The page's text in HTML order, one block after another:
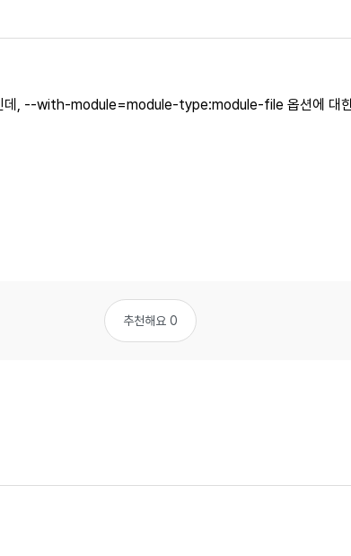
데, --with-module=module-type:module-file 옵션에 대한
추천해요 0